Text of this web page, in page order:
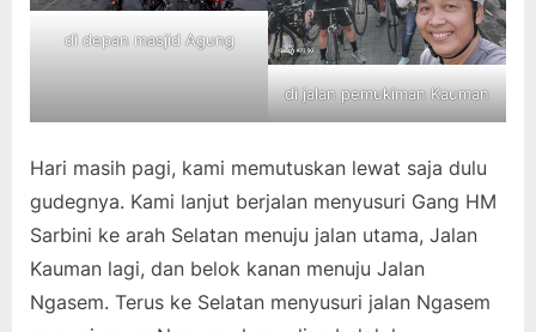
di depan masjid Agung
di jalan pemukiman Kauman
Hari masih pagi, kami memutuskan lewat saja dulu
gudegnya. Kami lanjut berjalan menyusuri Gang HM
Sarbini ke arah Selatan menuju jalan utama, Jalan
Kauman lagi, dan belok kanan menuju Jalan
Ngasem. Terus ke Selatan menyusuri jalan Ngasem